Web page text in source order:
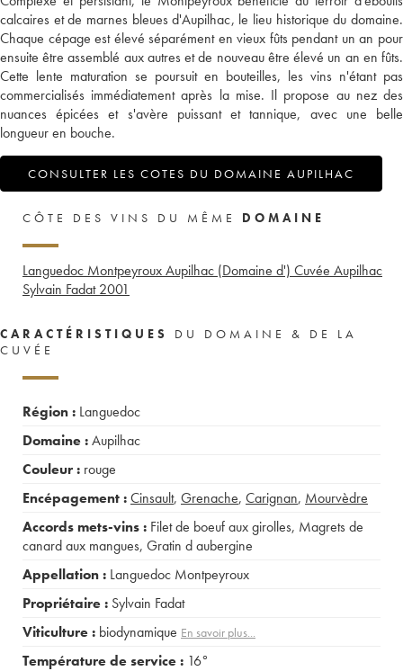
calcaires et de marnes bleues d'Aupilhac, le lieu historique du domaine.
Chaque cépage est élevé séparément en vieux fûts pendant un an pour
ensuite être assemblé aux autres et de nouveau être élevé un an en fûts.
Cette lente maturation se poursuit en bouteilles, les vins n'étant pas
commercialisés immédiatement après la mise. Il propose au nez des
nuances épicées et s'avère puissant et tannique, avec une belle
longueur en bouche.
CONSULTER LES COTES DU DOMAINE AUPILHAC
CÔTE DES VINS DU MÊME DOMAINE
Languedoc Montpeyroux Aupilhac (Domaine d') Cuvée Aupilhac
Sylvain Fadat 2001
CARACTÉRISTIQUES
DU DOMAINE & DE LA
CUVÉE
Région : Languedoc
Domaine :Aupilhac
Couleur : rouge
Encépagement :Cinsault, Grenache, Carignan, Mourvèdre
Accords mets-vins : Filet de boeuf aux girolles, Magrets de
canard aux mangues, Gratin d aubergine
Appellation : Languedoc Montpeyroux
Propriétaire : Sylvain Fadat
Viticulture : biodynamique En savoir plus...
Température de service : 16°